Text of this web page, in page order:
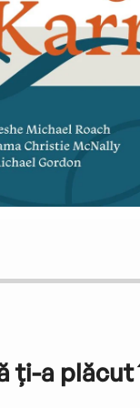
ți-a